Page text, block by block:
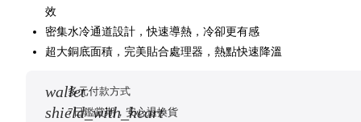
效
密集水冷通道設計，快速導熱，冷卻更有感
超大銅底面積，完美貼合處理器，熱點快速降溫
wallet多元付款方式
shield_with_heart
7日鑑賞期，安心退換貨